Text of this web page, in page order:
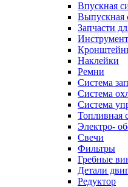
Впускная
Выпускная
Запчасти
Инструмент
Наклейки
Ремни
Система
Система
Система
Топливная
Электро-
Свечи
Фильтры
Гребные
Детали
Редуктор